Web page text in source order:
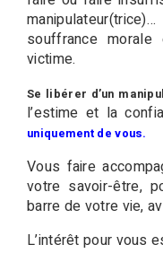
souffrance
victime.
Se libérer d’un
l’estime et la
uniquement de vous.
Vous faire
votre savoir-être,
barre de votre vie,
L’intérêt pour vous